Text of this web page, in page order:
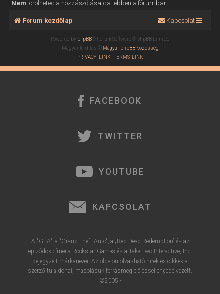
Nem törölheted a hozzászólásaidat ebben a fórumban.
Fórum kezdőlap Kapcsolat
Powered by phpBB® Forum Software © phpBB Limited
Magyar fordítás © Magyar phpBB Közösség
PRIVACY_LINK |TERMS_LINK
FACEBOOK
TWITTER
YOUTUBE
KAPCSOLAT
A "GTA", a "Grand Theft Auto", a „Red Dead Redemption” és az
epizódok címei a Rockstar Games és a Take-Two Interactive, Inc.
bejegyzett márkanevei. Az oldalon olvasható hírek és cikkek a
szerző tulajdonai, másolásuk forrásmegjelöléssel engedélyezett.
©2005 -